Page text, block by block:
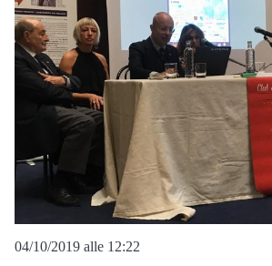
04/10/2019 alle 12:22